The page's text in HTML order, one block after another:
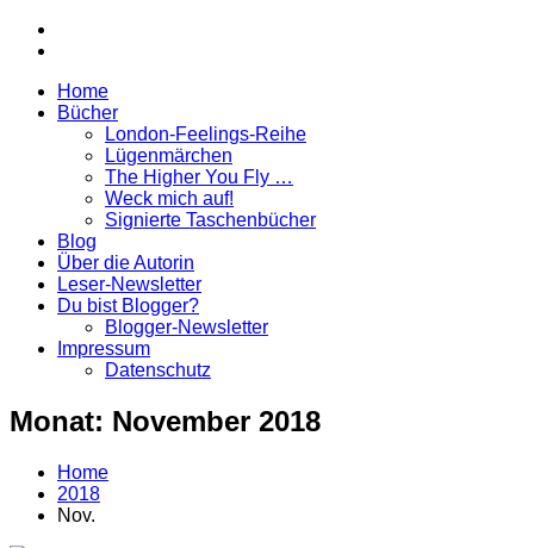
Zurück
zum
Marina
Paunovic
Home
Bücher
London-Feelings-Reihe
Lügenmärchen
The Higher You Fly …
Weck mich auf!
Signierte Taschenbücher
Blog
Über die Autorin
Leser-Newsletter
Du bist Blogger?
Blogger-Newsletter
Impressum
Datenschutz
Monat: November 2018
Home
2018
Nov.